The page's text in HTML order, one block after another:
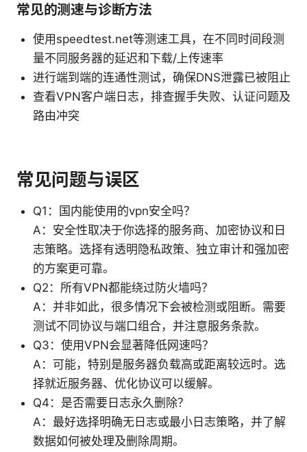
常见的测速与诊断方法
使用speedtest.net等测速工具，在不同时间段测
量不同服务器的延迟和下载/上传速率
进行端到端的连通性测试，确保DNS泄露已被阻止
查看VPN客户端日志，排查握手失败、认证问题及
路由冲突
常见问题与误区
Q1：国内能使用的vpn安全吗？
A：安全性取决于你选择的服务商、加密协议和日
志策略。选择有透明隐私政策、独立审计和强加密
的方案更可靠。
Q2：所有VPN都能绕过防火墙吗？
A：并非如此，很多情况下会被检测或阻断。需要
测试不同协议与端口组合，并注意服务条款。
Q3：使用VPN会显著降低网速吗？
A：可能，特别是服务器负载高或距离较远时。选
择就近服务器、优化协议可以缓解。
Q4：是否需要日志永久删除？
A：最好选择明确无日志或最小日志策略，并了解
数据如何被处理及删除周期。